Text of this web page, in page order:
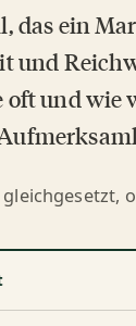
das ein
und
oft und